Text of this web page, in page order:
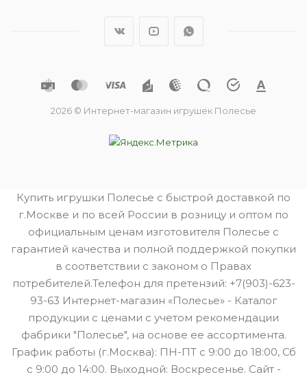
2026 © Интернет-магазин игрушек Полесье
Купить игрушки Полесье с быстрой доставкой по
г.Москве и по всей России в розницу и оптом по
официальным ценам изготовителя Полесье с
гарантией качества и полной поддержкой покупки
в соответствии с законом о Правах
потребителей.Телефон для претензий: +7(903)-623-
93-63 Интернет-магазин «Полесье» - Каталог
продукции с ценами с учетом рекомендации
фабрики "Полесье", на основе ее ассортимента.
График работы (г.Москва): ПН-ПТ с 9:00 до 18:00, Сб
с 9:00 до 14:00. Выходной: Воскресенье. Сайт -